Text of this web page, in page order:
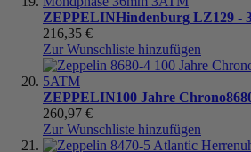
ZEPPELINHindenburg LZ129 -
216,35 €
Zur Wunschliste hinzufügen
ZEPPELIN100 Jahre Chrono
260,97 €
Zur Wunschliste hinzufügen